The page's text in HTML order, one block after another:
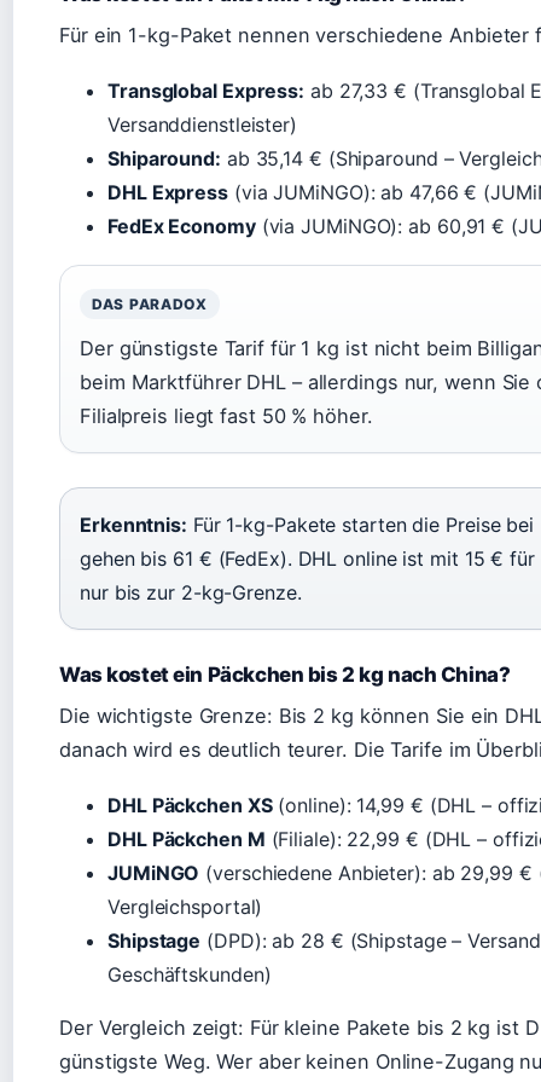
Für ein 1-kg-Paket nennen verschiedene Anbieter
Transglobal Express: ab 27,33 € (Transglobal
Versanddienstleister)
Shiparound: ab 35,14 € (Shiparound –
DHL Express(via JUMiNGO): ab 47,66 €
FedEx Economy(via JUMiNGO): ab 60,91 €
DAS PARADOX
Der günstigste Tarif für 1 kg ist nicht beim
beim Marktführer DHL – allerdings nur, wenn
Filialpreis liegt fast 50 % höher.
Erkenntnis: Für 1-kg-Pakete starten die Preise
gehen bis 61 € (FedEx). DHL online ist mit 15 €
nur bis zur 2-kg-Grenze.
Was kostet ein Päckchen bis 2 kg nach China?
Die wichtigste Grenze: Bis 2 kg können Sie ein
danach wird es deutlich teurer. Die Tarife im
DHL Päckchen XS(online): 14,99 € (DHL –
DHL Päckchen M (Filiale): 22,99 € (DHL –
JUMiNGO (verschiedene Anbieter): ab 29,99 €
Vergleichsportal)
Shipstage (DPD): ab 28 € (Shipstage –
Geschäftskunden)
Der Vergleich zeigt: Für kleine Pakete bis 2 kg ist
günstigste Weg. Wer aber keinen Online-Zugang